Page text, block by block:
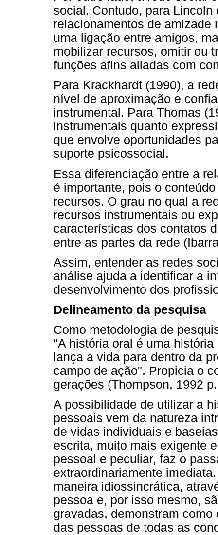
social. Contudo, para Lincoln
relacionamentos de amizade
uma ligação entre amigos,
mobilizar recursos, omitir ou
funções afins aliadas com
Para Krackhardt (1990), a
nível de aproximação e
instrumental. Para Thomas
instrumentais quanto
que envolve oportunidades
suporte psicossocial.
Essa diferenciação entre a
é importante, pois o
recursos. O grau no qual a
recursos instrumentais ou
características dos contatos
entre as partes da rede
Assim, entender as redes
análise ajuda a identificar a
desenvolvimento dos
Delineamento da pesquisa
Como metodologia de
"A história oral é uma
lança a vida para dentro da
campo de ação". Propicia o
gerações (Thompson, 1992
A possibilidade de utilizar a
pessoais vem da natureza
de vidas individuais e
escrita, muito mais exigente
pessoal e peculiar, faz o
extraordinariamente
maneira idiossincrática,
pessoa e, por isso mesmo,
gravadas, demonstram
das pessoas de todas as